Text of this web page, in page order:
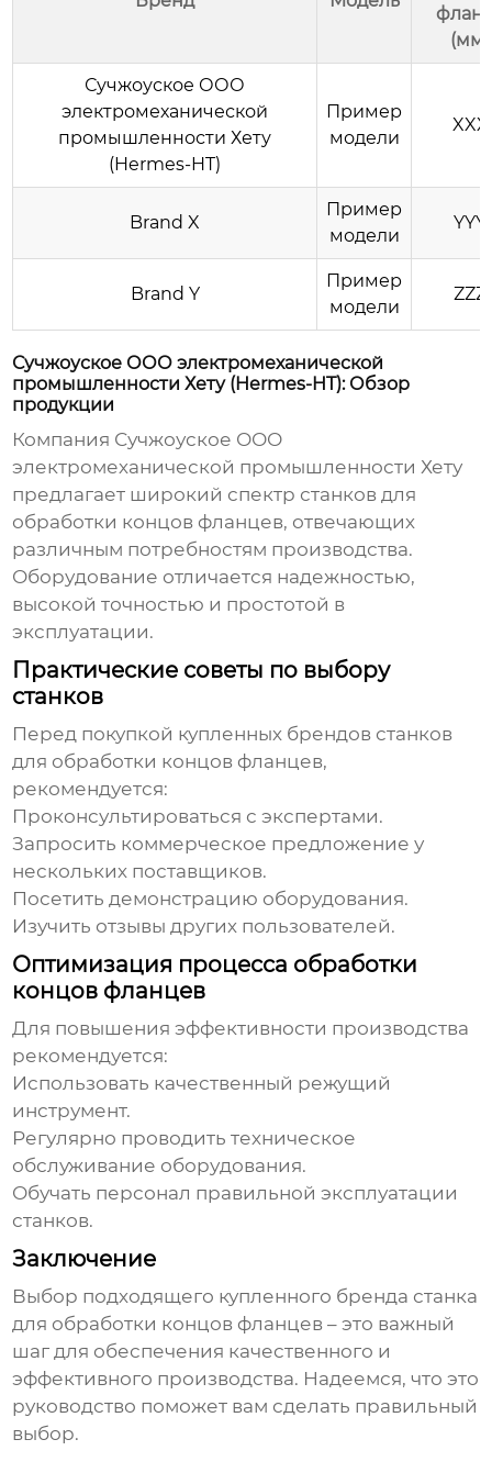
(мм)
Сучжоуское ООО
электромеханической
промышленности Хету
(Hermes-HT)
Пример
модели
XXX
Brand X
Пример
модели
YYY
Brand Y
Пример
модели
ZZZ
Сучжоуское ООО электромеханической
промышленности Хету (Hermes-HT): Обзор
продукции
Компания Сучжоуское ООО
электромеханической промышленности Хету
предлагает широкий спектр станков для
обработки концов фланцев, отвечающих
различным потребностям производства.
Оборудование отличается надежностью,
высокой точностью и простотой в
эксплуатации.
Практические советы по выбору
станков
Перед покупкой купленных брендов станков
для обработки концов фланцев,
рекомендуется:
Проконсультироваться с экспертами.
Запросить коммерческое предложение у
нескольких поставщиков.
Посетить демонстрацию оборудования.
Изучить отзывы других пользователей.
Оптимизация процесса обработки
концов фланцев
Для повышения эффективности производства
рекомендуется:
Использовать качественный режущий
инструмент.
Регулярно проводить техническое
обслуживание оборудования.
Обучать персонал правильной эксплуатации
станков.
Заключение
Выбор подходящего купленного бренда станка
для обработки концов фланцев – это важный
шаг для обеспечения качественного и
эффективного производства. Надеемся, что это
руководство поможет вам сделать правильный
выбор.